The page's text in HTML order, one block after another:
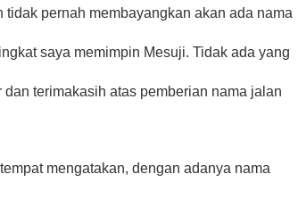
tidak pernah membayangkan akan ada nama
saya memimpin Mesuji. Tidak ada yang
terimakasih atas pemberian nama jalan
mengatakan, dengan adanya nama